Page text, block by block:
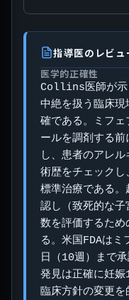
指導医のレビュ
医学的正確性
Collins医師が示
中絶を扱う臨床現
確である。ミフェ
ールを調剤する前
し、患者のアレ
術歴をチェック
標準治療である
認し（致死的な
数を評価するた
る。米国FDAは
日（10週）まで
発見は正確に妊
臨床方針の変更